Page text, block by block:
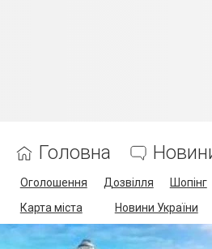
Головна
Оголошення Дозвілля
Шопінг
Карта міста
Новини України